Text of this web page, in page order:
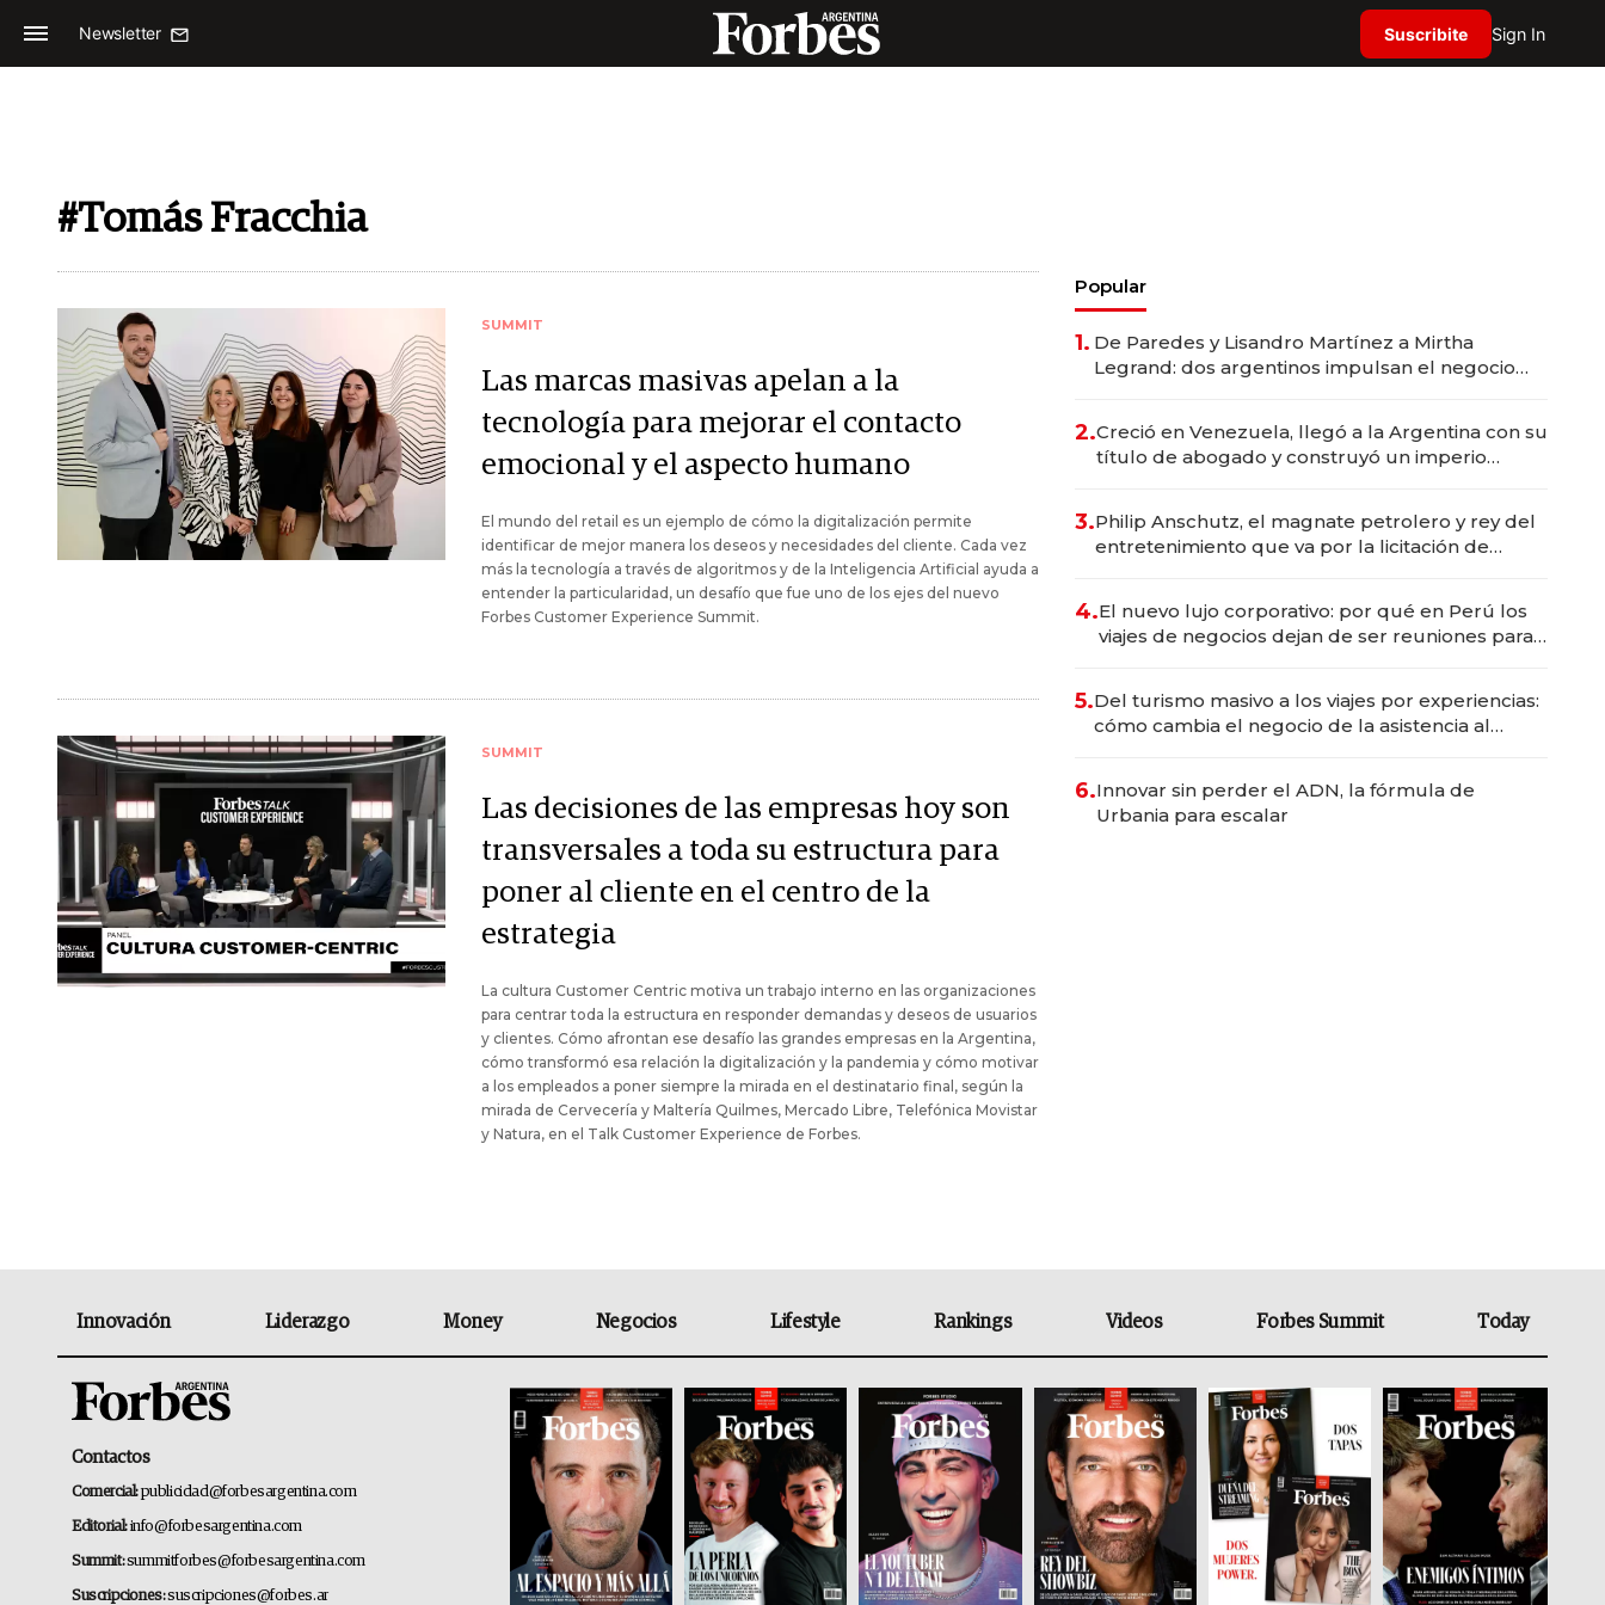
Newsletter Suscribite Sign In
#Tomás Fracchia
SUMMIT
Las marcas masivas apelan a la
tecnología para mejorar el contacto
emocional y el aspecto humano
El mundo del retail es un ejemplo de cómo la digitalización permite
identificar de mejor manera los deseos y necesidades del cliente. Cada vez
más la tecnología a través de algoritmos y de la Inteligencia Artificial ayuda a
entender la particularidad, un desafío que fue uno de los ejes del nuevo
Forbes Customer Experience Summit.
SUMMIT
Las decisiones de las empresas hoy son
transversales a toda su estructura para
poner al cliente en el centro de la
estrategia
La cultura Customer Centric motiva un trabajo interno en las organizaciones
para centrar toda la estructura en responder demandas y deseos de usuarios
y clientes. Cómo afrontan ese desafío las grandes empresas en la Argentina,
cómo transformó esa relación la digitalización y la pandemia y cómo motivar
a los empleados a poner siempre la mirada en el destinatario final, según la
mirada de Cervecería y Maltería Quilmes, Mercado Libre, Telefónica Movistar
y Natura, en el Talk Customer Experience de Forbes.
Popular
1. De Paredes y Lisandro Martínez a Mirtha
Legrand: dos argentinos impulsan el negocio
2.Creció en Venezuela, llegó a la Argentina con su
título de abogado y construyó un imperio
3.Philip Anschutz, el magnate petrolero y rey del
entretenimiento que va por la licitación de
4.El nuevo lujo corporativo: por qué en Perú los
viajes de negocios dejan de ser reuniones para
5.Del turismo masivo a los viajes por experiencias:
cómo cambia el negocio de la asistencia al
6.Innovar sin perder el ADN, la fórmula de
Urbania para escalar
Innovación Liderazgo Money Negocios Lifestyle Rankings Videos Forbes Summit Today
Contactos
Comercial:publicidad@forbesargentina.com
Editorial:info@forbesargentina.com
Summit:summitforbes@forbesargentina.com
Suscripciones:suscripciones@forbes.ar